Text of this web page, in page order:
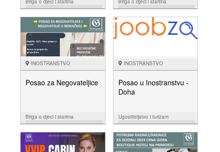
NUDIM NUDIM
INOSTRANSTVO
Posao za Negovateljice
Briga o djeci i starima
NUDIM
INOSTRANSTVO
Posao u Inostranstvu -
Doha
Ugostiteljstvo i turizam
NUDIM